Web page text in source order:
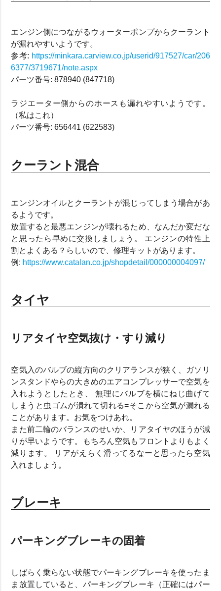
エンジン側につながるウォーターポンプからクーラント
が漏れやすいようです。
参考: https://minkara.carview.co.jp/userid/917527/car/206
6377/3719671/note.aspx
パーツ番号: 878940 (847718)
ラジエーター側からのホースも漏れやすいようです。
（私はこれ）
パーツ番号: 656441 (622583)
クーラント混合
エンジンオイルとクーラントが混じってしまう場合があ
るようです。
放置すると最悪エンジンが壊れるため、なんだか変だな
と思ったら早めに交換しましょう。 エンジンの特性上
割とよくある？らしいので、修理キットがあります。
例: https://www.catalan.co.jp/shopdetail/000000004097/
タイヤ
リアタイヤ空気抜け・すり減り
空気入のバルブの縦方向のクリアランスが狭く、ガソリ
ンスタンドやらの大きめのエアコンプレッサーで空気を
入れようとしたとき、 無理にバルブを横にねじ曲げて
しまうと虫ゴムが潰れて切れる=そこから空気が漏れる
ことがあります。お気をつけあれ。
また前二輪のバランスのせいか、リアタイヤのほうが減
りが早いようです。もちろん空気もフロントよりもよく
減ります。 リアがえらく滑ってるなーと思ったら空気
入れましょう。
ブレーキ
パーキングブレーキの固着
しばらく乗らない状態でパーキングブレーキを使ったま
ま放置していると、パーキングブレーキ（正確にはパー